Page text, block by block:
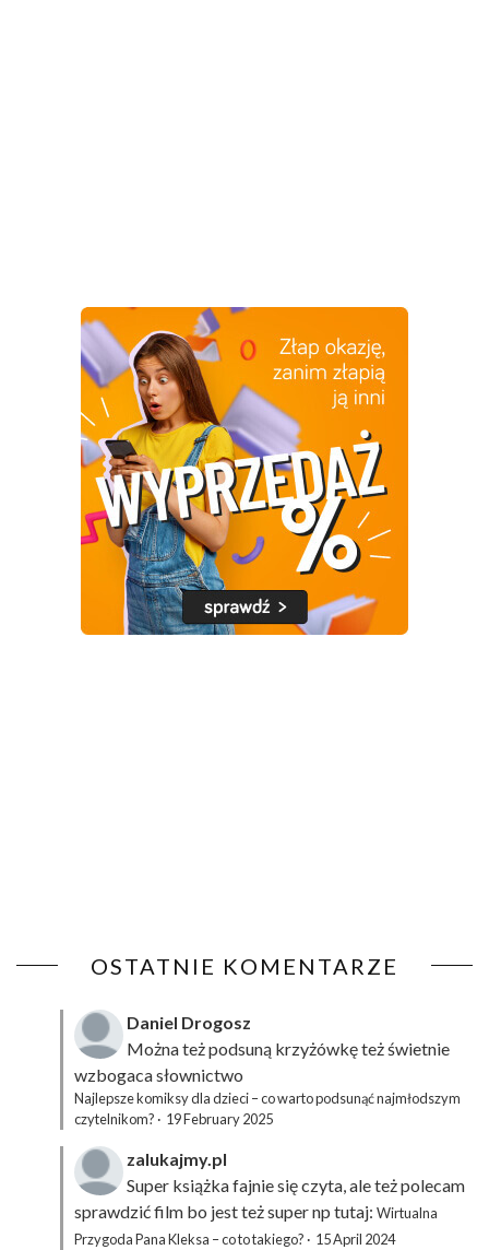
OSTATNIE KOMENTARZE
Daniel Drogosz
Można też podsuną krzyżówkęteż świetnie
wzbogaca słownictwo
Najlepsze komiksy dla dzieci – co warto podsunąć najmłodszym
czytelnikom? · 19 February 2025
zalukajmy.pl
Super książka fajnie się czyta, ale też polecam
sprawdzić film bo jest też super np tutaj: Wirtualna
Przygoda Pana Kleksa – co to takiego? · 15 April 2024